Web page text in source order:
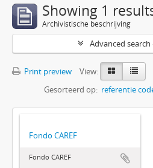
Showing 1
Archivistische beschrijving
Advanced
Print preview
View:
Gesorteerd op: referentie
Fondo CAREF
Fondo CAREF